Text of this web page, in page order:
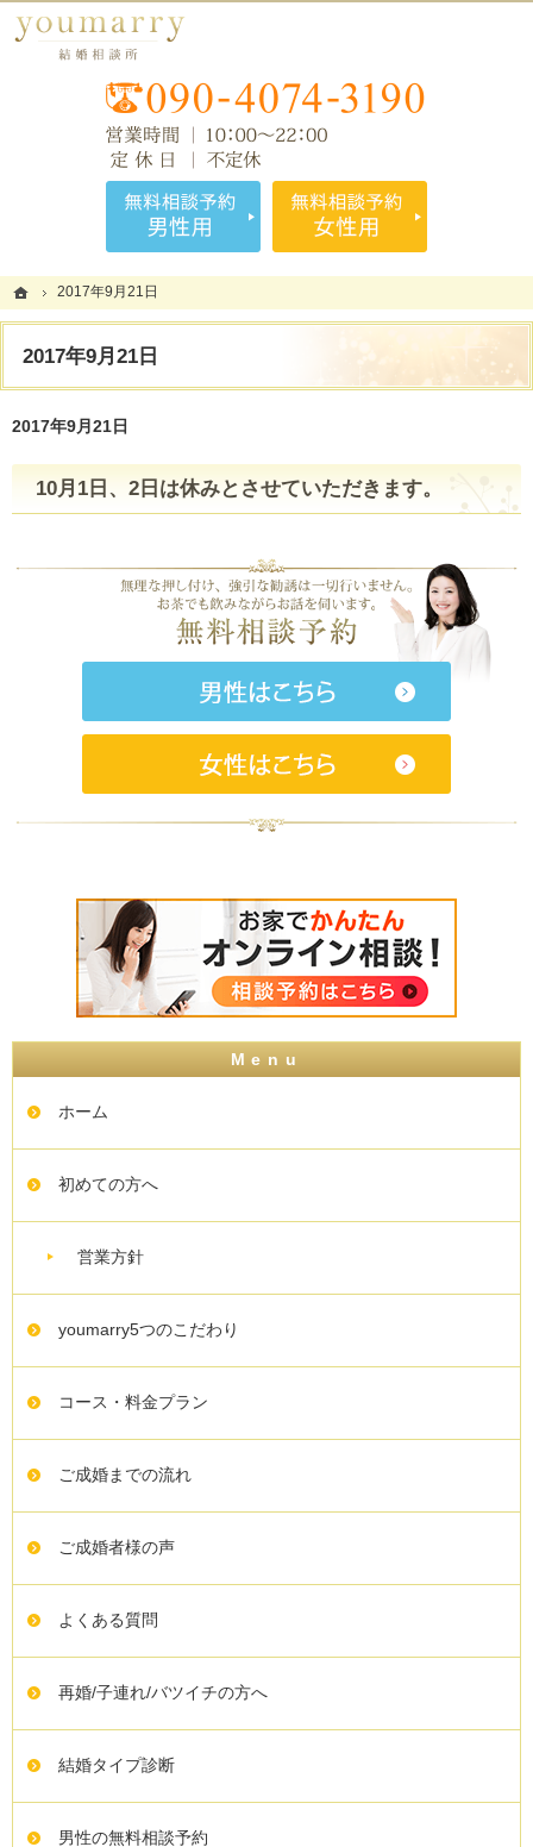
ホーム
2017年9月21日
2017年9月21日
会員様の立場にたって解決策を考える結婚相談所。藤沢・辻堂・湘南の婚活なら当相談所
藤沢・辻堂・湘南の婚活なら理想のお相手探しを支援する結婚相談所 youmarry
2017年9月21日
10月1日、2日は休みとさせていただきます。
ホーム
初めての方へ
営業方針
youmarry5つのこだわり
コース・料金プラン
ご成婚までの流れ
ご成婚者様の声
よくある質問
再婚/子連れ/バツイチの方へ
結婚タイプ診断
男性の無料相談予約
無料相談予約男性用
ホーム
2017年9月21日